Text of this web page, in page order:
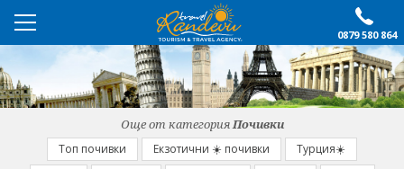
0879 580 864
ПРЕПОРЪЧАНО
ЕКСКУРЗИИ
ПОЧИВКИ
Още от категорияПочивки
Топ почивки Екзотични ☀️ почивки
Турция☀️